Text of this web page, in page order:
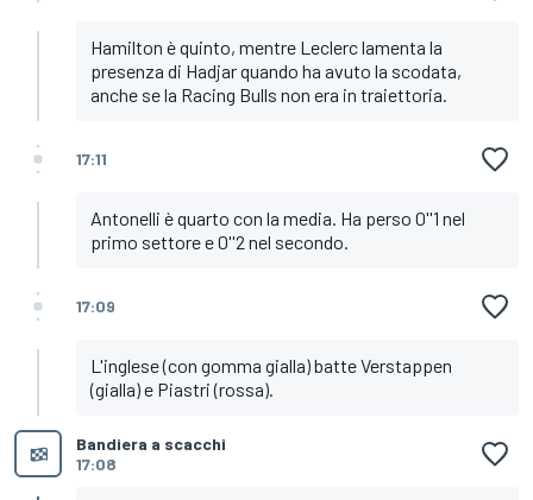
Hamilton è quinto, mentre Leclerc lamenta la
presenza di Hadjar quando ha avuto la scodata,
anche se la Racing Bulls non era in traiettoria.
17:11
Antonelli è quarto con la media. Ha perso 0''1 nel
primo settore e 0''2 nel secondo.
17:09
L'inglese (con gomma gialla) batte Verstappen
(gialla) e Piastri (rossa).
Bandiera a scacchi
17:08